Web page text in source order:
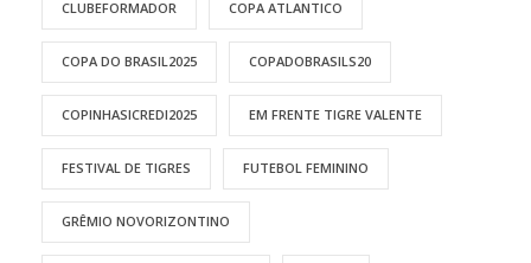
CLUBEFORMADOR COPA ATLANTICO
COPA DO BRASIL2025 COPADOBRASILS20
COPINHASICREDI2025 EM FRENTE TIGRE VALENTE
FESTIVAL DE TIGRES FUTEBOL FEMININO
GRÊMIO NOVORIZONTINO